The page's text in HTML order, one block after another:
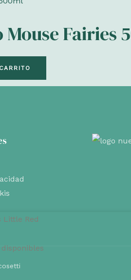
Fairies
Little Red